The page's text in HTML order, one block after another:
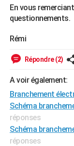
S'inscrire
Se connecter
Lycées
Collèges
Primaires
Universités
Entreprises
Service militaire
Avis de recherche
AVIS DE DÉCÈS
FORUM
Bricolage
Lifestyle
Culture
Sport
Auto
Television
Voyage
Cinema
En vous
questionnements.
Rémi
Répondre (2)
A voir également:
Branchement
Schéma
réponses
Schéma
réponses